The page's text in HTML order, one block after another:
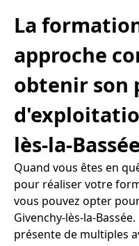
La
approche
obtenir son
lès-la-Bassée
Quand vous êtes en
pour réaliser votre
vous pouvez opter
Givenchy-lès-la-
présente de multiples